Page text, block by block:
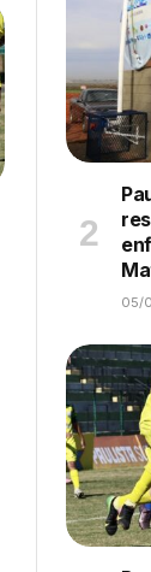
05/